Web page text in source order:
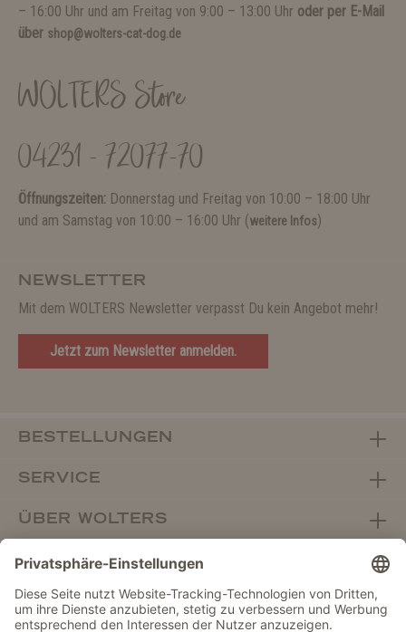
– 16:00 Uhr und am Freitag von 9:00 – 13:00 Uhr oder per E-Mail
über shop@wolters-cat-dog.de
WOLTERS Store
04231 - 72077-70
Öffnungszeiten: Donnerstag und Freitag von 10:00 – 18:00 Uhr
und am Samstag von 10:00 – 16:00 Uhr (weitere Infos)
NEWSLETTER
Mit dem WOLTERS Newsletter verpasst Du kein Angebot mehr!
Jetzt zum Newsletter anmelden.
BESTELLUNGEN
SERVICE
ÜBER WOLTERS
FACHHANDEL
Vertrag widerrufen